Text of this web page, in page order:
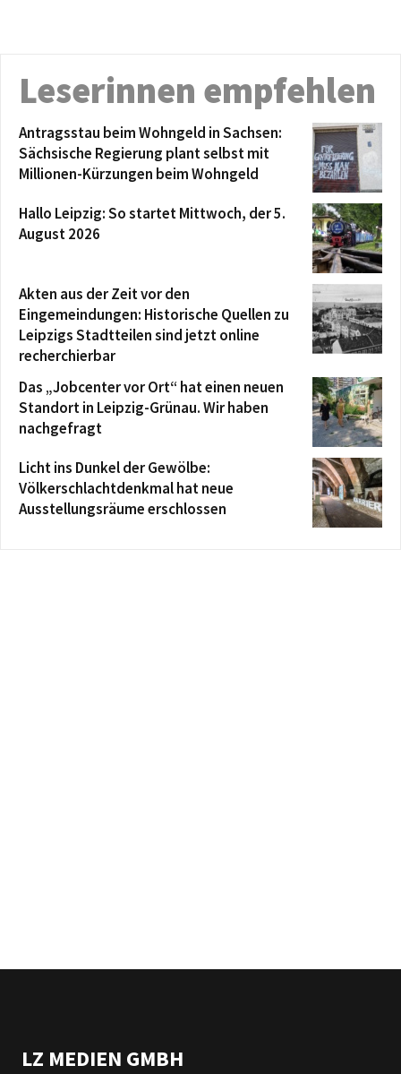
Leserinnen empfehlen
Antragsstau beim Wohngeld in Sachsen:
Sächsische Regierung plant selbst mit
Millionen-Kürzungen beim Wohngeld
Hallo Leipzig: So startet Mittwoch, der 5.
August 2026
Akten aus der Zeit vor den
Eingemeindungen: Historische Quellen zu
Leipzigs Stadtteilen sind jetzt online
recherchierbar
Das „Jobcenter vor Ort“ hat einen neuen
Standort in Leipzig-Grünau. Wir haben
nachgefragt
Licht ins Dunkel der Gewölbe:
Völkerschlachtdenkmal hat neue
Ausstellungsräume erschlossen
LZ MEDIEN GMBH